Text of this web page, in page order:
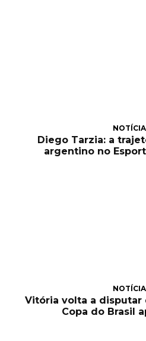
Diego Tarzia: a
argentino no
Vitória volta a disputar
Copa do Brasil